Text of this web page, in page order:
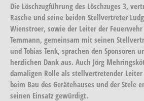
Die Löschzugführung des Löschzuges 3,
Rasche und seine beiden Stellvertreter
Wienstroer, sowie der Leiter der Feuerwehr
Temmann, gemeinsam mit seinen
und Tobias Tenk, sprachen den Sponsoren
herzlichen Dank aus. Auch Jörg
damaligen Rolle als stellvertretender
beim Bau des Gerätehauses und der Stele
seinen Einsatz gewürdigt.